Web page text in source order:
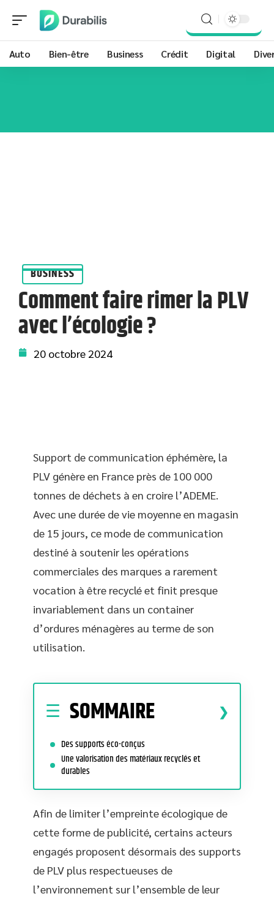
Auto Bien-être Business Crédit Digital
BUSINESS
Comment faire rimer la PLV
avec l’écologie ?
20 octobre 2024
Support de communication éphémère, la
PLV génère en France près de 100 000
tonnes de déchets à en croire l’ADEME.
Avec une durée de vie moyenne en magasin
de 15 jours, ce mode de communication
destiné à soutenir les opérations
commerciales des marques a rarement
vocation à être recyclé et finit presque
invariablement dans un container
d’ordures ménagères au terme de son
utilisation.
SOMMAIRE
Des supports éco-conçus
Une valorisation des matériaux recyclés et
durables
Afin de limiter l’empreinte écologique de
cette forme de publicité, certains acteurs
engagés proposent désormais des supports
de PLV plus respectueuses de
l’environnement sur l’ensemble de leur